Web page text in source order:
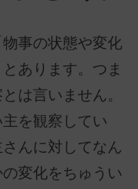
物事の状態や変化
あります。つま
は言いません。
を観察してい
んに対してなん
変化をちゅうい